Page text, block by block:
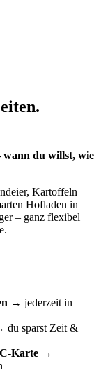
wann du willst, wie
Kartoffeln
Hofladen in
– ganz flexibel
→ jederzeit in
du sparst Zeit &
Karte →